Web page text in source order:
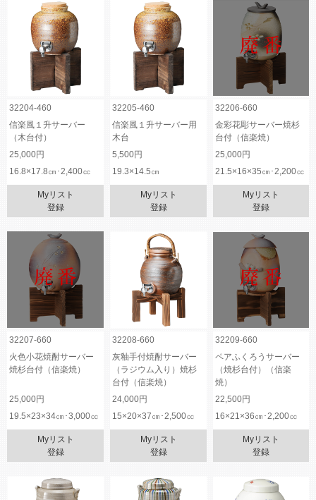
32204-460 32205-460
32206-660
信楽風１升サーバー
（木台付）
信楽風１升サーバー用
木台
金彩花彫サーバー焼杉
台付（信楽焼）
25,000円
5,500円
25,000円
16.8×17.8㎝･2,400㏄
19.3×14.5㎝ 21.5×16×35㎝･2,200㏄
Myリスト
登録
Myリスト
登録
Myリスト
登録
32207-660 32208-660
32209-660
火色小花焼酎サーバー
焼杉台付（信楽焼）
灰釉手付焼酎サーバー
（ラジウム入り）焼杉
台付（信楽焼）
ペアふくろうサーバー
（焼杉台付）（信楽
焼）
25,000円
24,000円
22,500円
19.5×23×34㎝･3,000㏄
15×20×37㎝･2,500㏄ 16×21×36㎝･2,200㏄
Myリスト
登録
Myリスト
登録
Myリスト
登録